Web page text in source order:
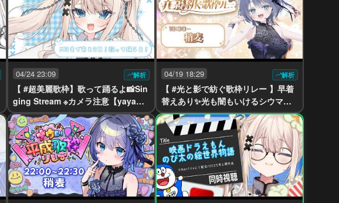
04/24 23:09 解析
【 #超美麗歌枠】歌って踊るよ📸Sin
ging Stream ※カメラ注意【yayamu
gi】【VTuber】
04/19 18:29 解析
【 #光と影で紡ぐ歌枠リレー 】早着
替えあり✨光も闇もいけるシウマイ
です【VTuber】【yayamugi】